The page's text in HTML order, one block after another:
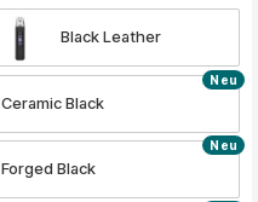
Black Leather
Ceramic Black
Neu
Forged Black
Neu